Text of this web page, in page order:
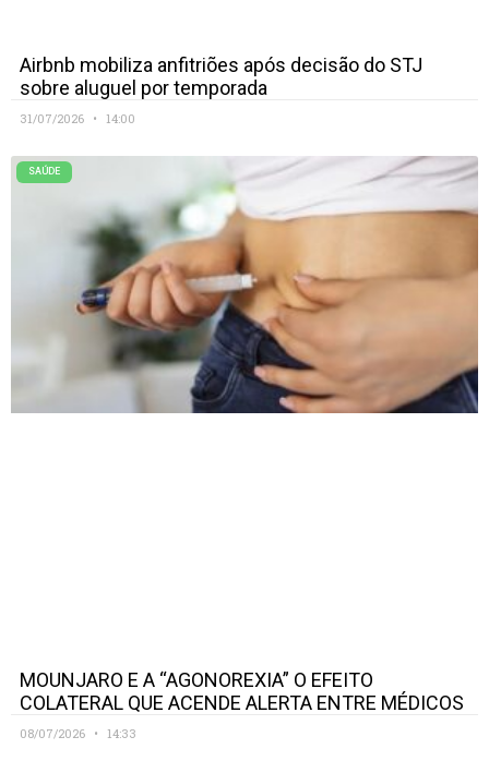
Airbnb mobiliza anfitriões após decisão do STJ
sobre aluguel por temporada
31/07/2026 14:00
SAÚDE
MOUNJARO E A “AGONOREXIA” O EFEITO
COLATERAL QUE ACENDE ALERTA ENTRE MÉDICOS
08/07/2026 14:33